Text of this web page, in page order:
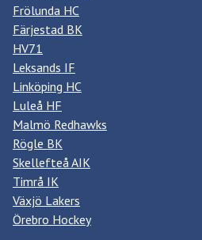
Frölunda HC
Färjestad BK
HV71
Leksands IF
Linköping HC
Luleå HF
Malmö Redhawks
Rögle BK
Skellefteå AIK
Timrå IK
Växjö Lakers
Örebro Hockey